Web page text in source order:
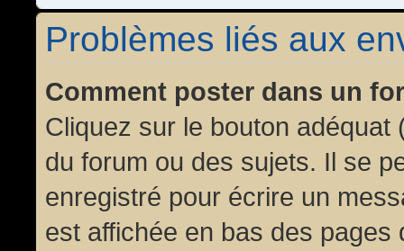
Problèmes liés aux
Comment poster dans un
Cliquez sur le bouton
du forum ou des sujets. Il se
enregistré pour écrire un
est affichée en bas des